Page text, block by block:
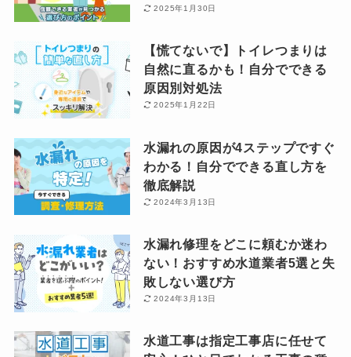
2025年1月30日
【慌てないで】トイレつまりは
自然に直るかも！自分でできる
原因別対処法
2025年1月22日
水漏れの原因が4ステップですぐ
わかる！自分でできる直し方を
徹底解説
2024年3月13日
水漏れ修理をどこに頼むか迷わ
ない！おすすめ水道業者5選と失
敗しない選び方
2024年3月13日
水道工事は指定工事店に任せて